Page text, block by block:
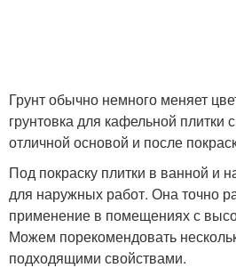
Грунт обычно немного меняет
грунтовка для кафельной плитки
отличной основой и после
Под покраску плитки в ванной и
для наружных работ. Она точно
применение в помещениях с
Можем порекомендовать
подходящими свойствами.